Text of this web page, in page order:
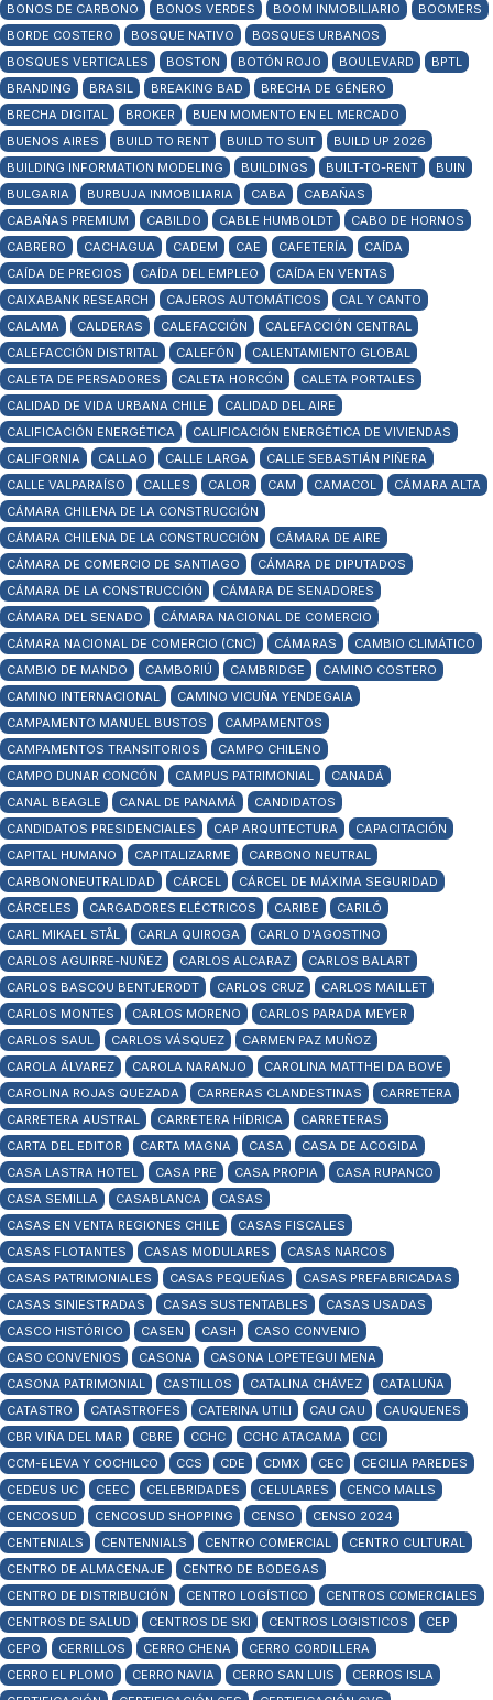
BONOS DE CARBONO
BONOS VERDES BOOM INMOBILIARIO
BOOMERS
BORDE COSTERO
BOSQUE NATIVO
BOSQUES URBANOS
BOSQUES VERTICALES
BOSTON BOTÓN ROJO BOULEVARD
BPTL
BRANDING
BRASIL BREAKING BAD
BRECHA DE GÉNERO
BRECHA DIGITAL
BROKER
BUEN MOMENTO EN EL MERCADO
BUENOS AIRES
BUILD TO RENT BUILD TO SUIT
BUILD UP 2026
BUILDING INFORMATION MODELING
BUILDINGS BUILT-TO-RENT
BUIN
BULGARIA
BURBUJA INMOBILIARIA CABA
CABAÑAS
CABAÑAS PREMIUM
CABILDO CABLE HUMBOLDT
CABO DE HORNOS
CABRERO
CACHAGUA CADEM CAE CAFETERÍA
CAÍDA
CAÍDA DE PRECIOS
CAÍDA DEL EMPLEO
CAÍDA EN VENTAS
CAIXABANK RESEARCH
CAJEROS AUTOMÁTICOS
CAL Y CANTO
CALAMA
CALDERAS CALEFACCIÓN
CALEFACCIÓN CENTRAL
CALEFACCIÓN DISTRITAL
CALEFÓN
CALENTAMIENTO GLOBAL
CALETA DE PERSADORES
CALETA HORCÓN
CALETA PORTALES
CALIDAD DE VIDA URBANA CHILE
CALIDAD DEL AIRE
CALIFICACIÓN ENERGÉTICA
CALIFICACIÓN ENERGÉTICA DE VIVIENDAS
CALIFORNIA
CALLAO CALLE LARGA
CALLE SEBASTIÁN PIÑERA
CALLE VALPARAÍSO
CALLES CALOR CAM CAMACOL
CÁMARA ALTA
CÁMARA CHILENA DE LA CONSTRUCCIÓN
CÁMARA CHILENA DE LA CONSTRUCCIÓN
CÁMARA DE AIRE
CÁMARA DE COMERCIO DE SANTIAGO
CÁMARA DE DIPUTADOS
CÁMARA DE LA CONSTRUCCIÓN
CÁMARA DE SENADORES
CÁMARA DEL SENADO
CÁMARA NACIONAL DE COMERCIO
CÁMARA NACIONAL DE COMERCIO (CNC)
CÁMARAS
CAMBIO CLIMÁTICO
CAMBIO DE MANDO
CAMBORIÚ CAMBRIDGE
CAMINO COSTERO
CAMINO INTERNACIONAL
CAMINO VICUÑA YENDEGAIA
CAMPAMENTO MANUEL BUSTOS
CAMPAMENTOS
CAMPAMENTOS TRANSITORIOS
CAMPO CHILENO
CAMPO DUNAR CONCÓN
CAMPUS PATRIMONIAL
CANADÁ
CANAL BEAGLE
CANAL DE PANAMÁ
CANDIDATOS
CANDIDATOS PRESIDENCIALES
CAP ARQUITECTURA
CAPACITACIÓN
CAPITAL HUMANO
CAPITALIZARME
CARBONO NEUTRAL
CARBONONEUTRALIDAD
CÁRCEL
CÁRCEL DE MÁXIMA SEGURIDAD
CÁRCELES
CARGADORES ELÉCTRICOS CARIBE
CARILÓ
CARL MIKAEL STÅL
CARLA QUIROGA
CARLO D'AGOSTINO
CARLOS AGUIRRE-NUÑEZ
CARLOS ALCARAZ
CARLOS BALART
CARLOS BASCOU BENTJERODT
CARLOS CRUZ
CARLOS MAILLET
CARLOS MONTES
CARLOS MORENO
CARLOS PARADA MEYER
CARLOS SAUL
CARLOS VÁSQUEZ
CARMEN PAZ MUÑOZ
CAROLA ÁLVAREZ
CAROLA NARANJO
CAROLINA MATTHEI DA BOVE
CAROLINA ROJAS QUEZADA
CARRERAS CLANDESTINAS
CARRETERA
CARRETERA AUSTRAL
CARRETERA HÍDRICA
CARRETERAS
CARTA DEL EDITOR
CARTA MAGNA CASA
CASA DE ACOGIDA
CASA LASTRA HOTEL
CASA PRE CASA PROPIA
CASA RUPANCO
CASA SEMILLA
CASABLANCA
CASAS
CASAS EN VENTA REGIONES CHILE
CASAS FISCALES
CASAS FLOTANTES
CASAS MODULARES
CASAS NARCOS
CASAS PATRIMONIALES
CASAS PEQUEÑAS
CASAS PREFABRICADAS
CASAS SINIESTRADAS
CASAS SUSTENTABLES
CASAS USADAS
CASCO HISTÓRICO
CASEN CASH
CASO CONVENIO
CASO CONVENIOS
CASONA
CASONA LOPETEGUI MENA
CASONA PATRIMONIAL
CASTILLOS CATALINA CHÁVEZ
CATALUÑA
CATASTRO
CATASTROFES CATERINA UTILI CAU CAU
CAUQUENES
CBR VIÑA DEL MAR
CBRE CCHC CCHC ATACAMA
CCI
CCM-ELEVA Y COCHILCO
CCS CDE CDMX CEC
CECILIA PAREDES
CEDEUS UC
CEEC CELEBRIDADES CELULARES
CENCO MALLS
CENCOSUD
CENCOSUD SHOPPING CENSO
CENSO 2024
CENTENIALS
CENTENNIALS CENTRO COMERCIAL
CENTRO CULTURAL
CENTRO DE ALMACENAJE
CENTRO DE BODEGAS
CENTRO DE DISTRIBUCIÓN
CENTRO LOGÍSTICO
CENTROS COMERCIALES
CENTROS DE SALUD
CENTROS DE SKI CENTROS LOGISTICOS
CEP
CEPO
CERRILLOS CERRO CHENA
CERRO CORDILLERA
CERRO EL PLOMO
CERRO NAVIA CERRO SAN LUIS
CERROS ISLA